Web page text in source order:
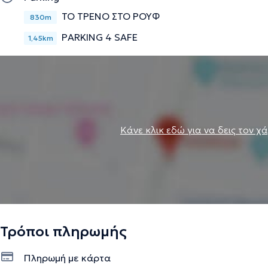
830m ΤΟ ΤΡΕΝΟ ΣΤΟ ΡΟΥΦ
1,45km PARKING 4 SAFE
Κάνε κλικ εδώ για να δεις τον
Τρόποι πληρωμής
Πληρωμή με κάρτα